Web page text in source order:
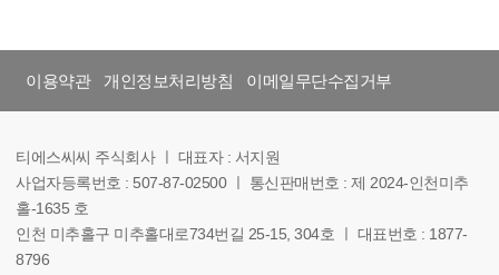
이용약관 개인정보처리방침 이메일무단수집거부
티에스씨씨 주식회사 ㅣ 대표자 : 서지원
사업자등록번호 : 507-87-02500 ㅣ 통신판매번호 : 제 2024-인천미추
홀-1635 호
인천 미추홀구 미추홀대로734번길 25-15, 304호 ㅣ 대표번호 : 1877-
8796